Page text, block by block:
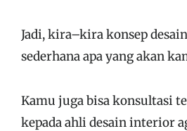
Jadi, kira–kira konsep
sederhana apa yang akan
Kamu juga bisa konsultasi
kepada ahli desain interior